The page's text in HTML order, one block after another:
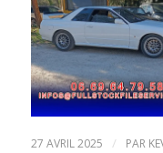
27 AVRIL 2025 / PAR